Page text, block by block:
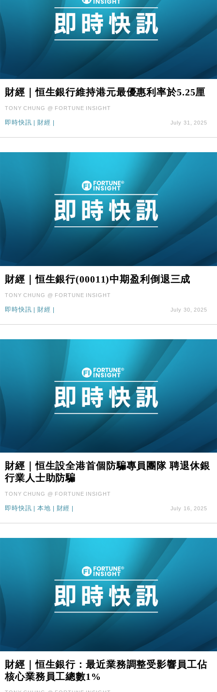
財經｜恒生銀行維持港元最優惠利率於5.25厘
TONY CHUNG @ FORTUNE INSIGHT
即時快訊 財經 July 31, 2025
財經｜恒生銀行(00011)中期盈利倒退三成
TONY CHUNG @ FORTUNE INSIGHT
即時快訊 | 財經 | July 30, 2025
財經｜恒生設全港首個防騙專員團隊 聘退休銀
行業人士助防騙
TONY CHUNG @ FORTUNE INSIGHT
即時快訊 |本地 財經 July 16, 2025
財經｜恒生銀行：最近業務調整受影響員工佔
核心業務員工總數1%